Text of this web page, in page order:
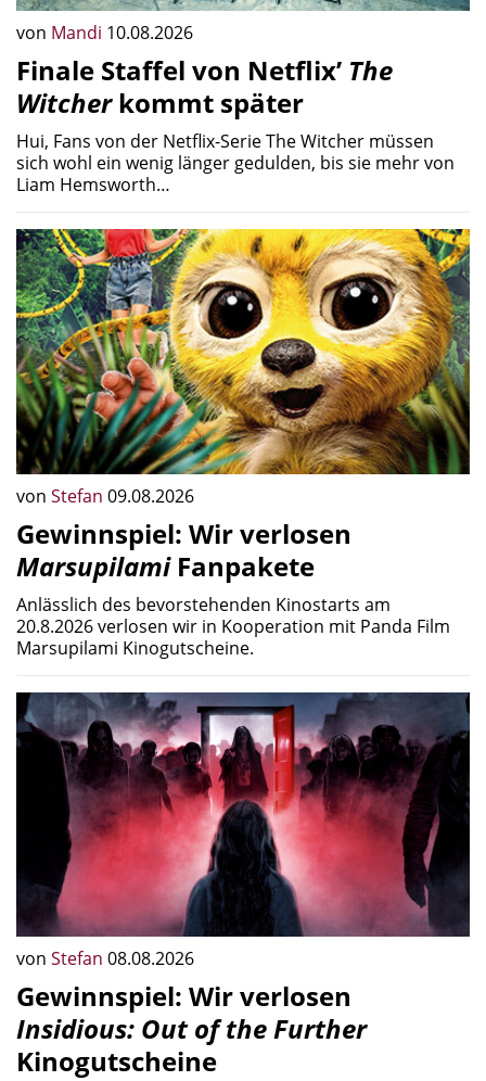
von Mandi 10.08.2026
Finale Staffel von Netflix’ The
Witcherkommt später
Hui, Fans von der Netflix-Serie The Witcher müssen
sich wohl ein wenig länger gedulden, bis sie mehr von
Liam Hemsworth…
von Stefan 09.08.2026
Gewinnspiel: Wir verlosen
MarsupilamiFanpakete
Anlässlich des bevorstehenden Kinostarts am
20.8.2026 verlosen wir in Kooperation mit Panda Film
Marsupilami Kinogutscheine.
von Stefan 08.08.2026
Gewinnspiel: Wir verlosen
Insidious: Out of the Further
Kinogutscheine